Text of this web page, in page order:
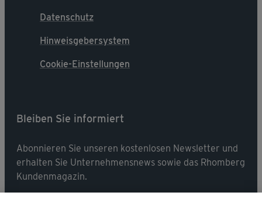
Datenschutz
Hinweisgebersystem
Cookie-Einstellungen
Bleiben Sie informiert
Abonnieren Sie unseren kostenlosen Newsletter und
erhalten Sie Unternehmensnews sowie das Rhomberg
Kundenmagazin.